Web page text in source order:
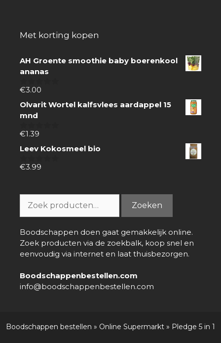
Met korting kopen
AH Groente smoothie baby boerenkool
ananas
0
5
€3.00
Olvarit Wortel kalfsvlees aardappel 15
mnd
0
5
€1.39
Leev Kokosmeel bio
0
€3.99
naar:
Zoeken
Boodschappen doen gaat gemakkelijk online.
Zoek producten via de zoekbalk, koop snel en
eenvoudig via internet en laat thuisbezorgen.
Boodschappenbestellen.com
info@boodschappenbestellen.com
Boodschappen bestellen » Online Supermarkt » Pledge 5 in 1